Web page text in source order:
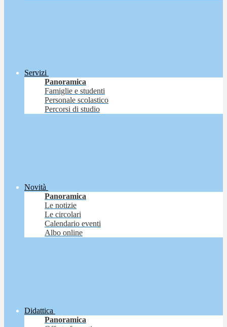
Servizi
Panoramica
Famiglie e studenti
Personale scolastico
Percorsi di studio
Novità
Panoramica
Le notizie
Le circolari
Calendario eventi
Albo online
Didattica
Panoramica